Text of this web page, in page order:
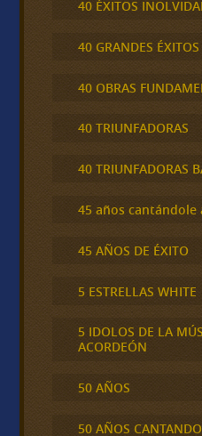
40 ÉXITOS
40 GRANDES ÉXITOS
40 OBRAS
40 TRIUNFADORAS
40 TRIUNFADORAS
45 años
45 AÑOS DE ÉXITO
5 ESTRELLAS WHITE
5 IDOLOS DE LA
ACORDEÓN
50 AÑOS
50 AÑOS